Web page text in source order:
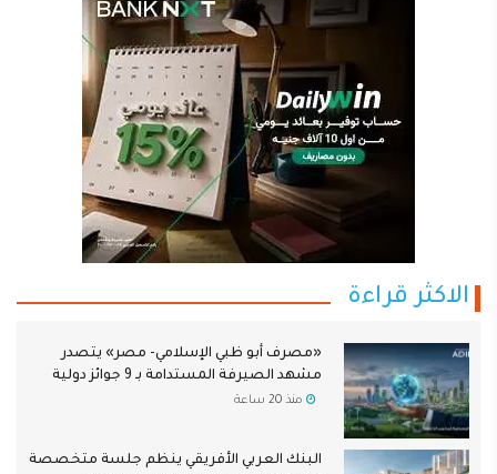
الاكثر قراءة
«مصرف أبو ظبي الإسلامي- مصر» يتصدر
مشهد الصيرفة المستدامة بـ 9 جوائز دولية
منذ 20 ساعة
البنك العربي الأفريقي ينظم جلسة متخصصة